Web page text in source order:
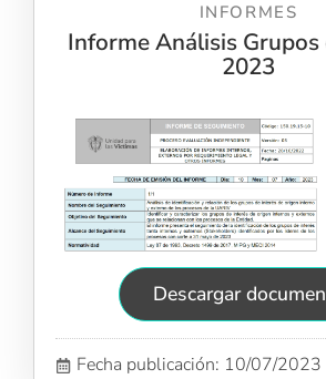
INFORMES
Informe Análisis
2023
Descargar
Fecha publicación: 10/07/